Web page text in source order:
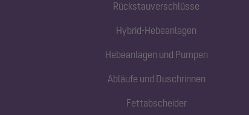
Rückstauverschlüsse
Hybrid-Hebeanlagen
Hebeanlagen und Pumpen
Abläufe und Duschrinnen
Fettabscheider